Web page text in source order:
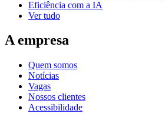
Eficiência com a IA
Ver tudo
A empresa
Quem somos
Notícias
Vagas
Nossos clientes
Acessibilidade